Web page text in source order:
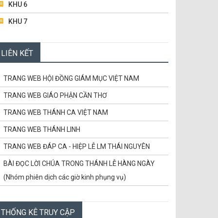
KHU 6
KHU 7
BAN MỤC VỤ TRUYỀN THÔNG
BAN TRẬT TỰ & GIỮ XE
LIÊN KẾT
TRANG WEB HỘI ĐỒNG GIÁM MỤC VIỆT NAM
TRANG WEB GIÁO PHẬN CẦN THƠ
TRANG WEB THÁNH CA VIỆT NAM
TRANG WEB THÁNH LINH
TRANG WEB ĐÁP CA - HIỆP LỄ LM THÁI NGUYÊN
BÀI ĐỌC LỜI CHÚA TRONG THÁNH LỄ HÀNG NGÀY
(Nhóm phiên dịch các giờ kinh phụng vụ)
CÙNG HỌC LỜI CHÚA
THỐNG KÊ TRUY CẬP